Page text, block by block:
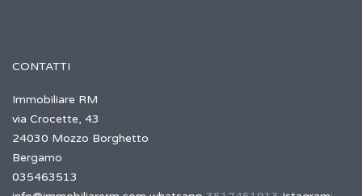
CONTATTI
Immobiliare RM
via Crocette, 43
24030 Mozzo Borghetto
Bergamo
035463513